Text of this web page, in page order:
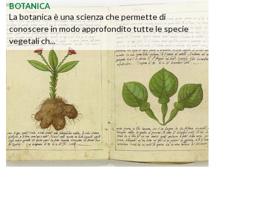
BOTANICA
La botanica è una scienza che permette di
conoscere in modo approfondito tutte le specie
vegetali ch...